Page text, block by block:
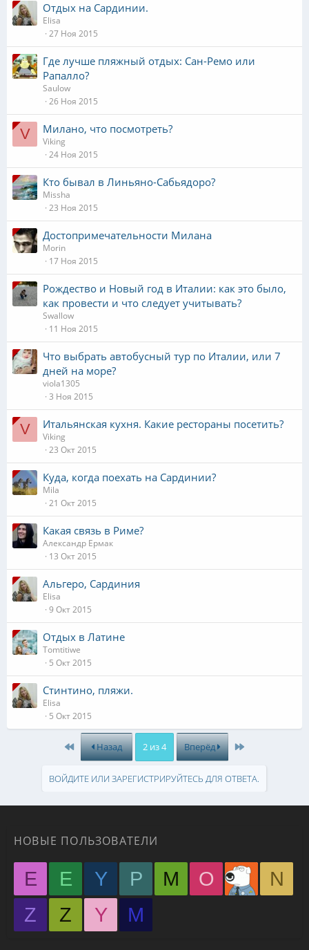
Отдых на Сардинии.
Elisa
27 Ноя 2015
Где лучше пляжный отдых: Сан-Ремо или
Рапалло?
Saulow
26 Ноя 2015
V Милано, что посмотреть?
Viking
24 Ноя 2015
Кто бывал в Линьяно-Сабьядоро?
Missha
23 Ноя 2015
Достопримечательности Милана
Morin
17 Ноя 2015
Рождество и Новый год в Италии: как это было,
как провести и что следует учитывать?
Swallow
11 Ноя 2015
Что выбрать автобусный тур по Италии, или 7
дней на море?
viola1305
3 Ноя 2015
V Итальянская кухня. Какие рестораны посетить?
Viking
23 Окт 2015
Куда, когда поехать на Сардинии?
Mila
21 Окт 2015
Какая связь в Риме?
Александр Ермак
13 Окт 2015
Альгеро, Сардиния
Elisa
9 Окт 2015
Отдых в Латине
Tomtitiwe
5 Окт 2015
Стинтино, пляжи.
Elisa
5 Окт 2015
First Назад 2 из 4 Вперёд Last
ВОЙДИТЕ ИЛИ ЗАРЕГИСТРИРУЙТЕСЬ ДЛЯ ОТВЕТА.
НОВЫЕ ПОЛЬЗОВАТЕЛИ
E E Y P M O
N
Z
Z Y М